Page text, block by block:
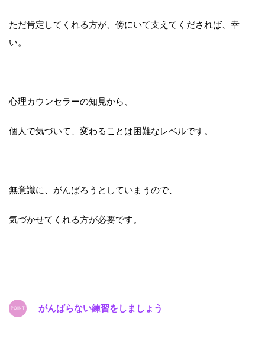
ただ肯定してくれる方が、傍にいて支えてくだされば、幸
い。
心理カウンセラーの知見から、
個人で気づいて、変わることは困難なレベルです。
無意識に、がんばろうとしていまうので、
気づかせてくれる方が必要です。
がんばらない練習をしましょう